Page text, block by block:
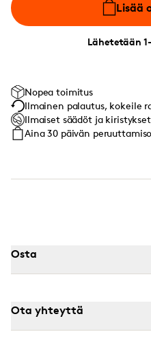
Lisää
Lähetetään
Nopea toimitus
Ilmainen palautus, kokeile
Ilmaiset säädöt ja
Aina 30 päivän
Osta
Ota yhteyttä